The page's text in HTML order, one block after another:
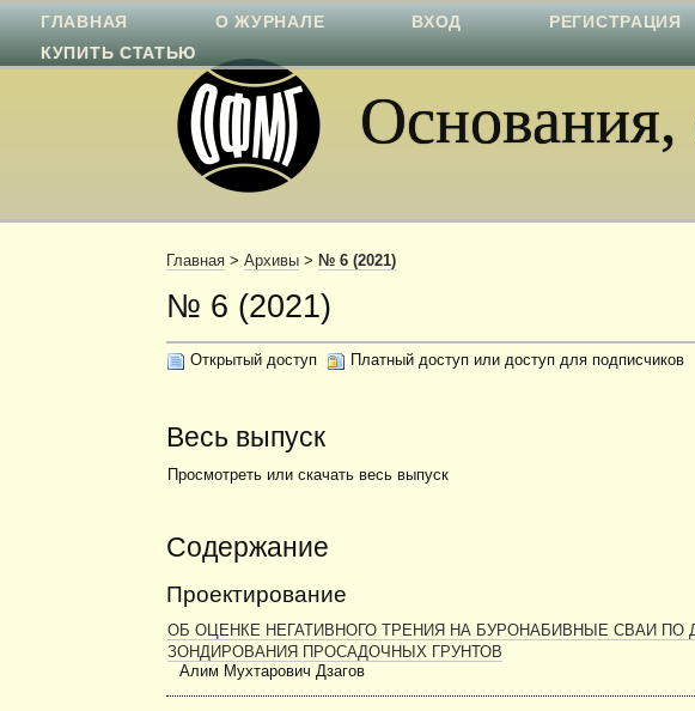
Основания,
ГЛАВНАЯ О ЖУРНАЛЕ ВХОД РЕГИСТРАЦИЯ
КУПИТЬ СТАТЬЮ
Главная >Архивы > № 6 (2021)
№ 6 (2021)
Открытый доступ Платный доступ или доступ для подписчиков
Весь выпуск
Просмотреть или скачать весь выпуск
Содержание
Проектирование
ОБ ОЦЕНКЕ НЕГАТИВНОГО ТРЕНИЯ НА БУРОНАБИВНЫЕ СВАИ ПО
ЗОНДИРОВАНИЯ ПРОСАДОЧНЫХ ГРУНТОВ
Алим Мухтарович Дзагов